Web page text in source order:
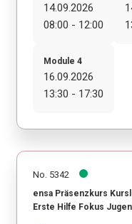
14.09.2026
08:00 - 12:00
Module 4
16.09.2026
13:30 - 17:30
No. 5342
ensa Präsenzkurs
Erste Hilfe Fokus